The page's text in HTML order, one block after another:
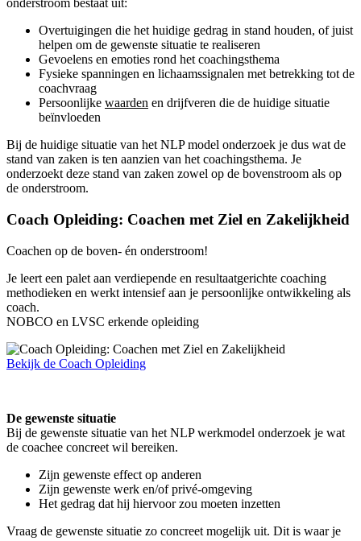
onderstroom bestaat uit:
Overtuigingen die het huidige gedrag in stand houden, of juist
helpen om de gewenste situatie te realiseren
Gevoelens en emoties rond het coachingsthema
Fysieke spanningen en lichaamssignalen met betrekking tot de
coachvraag
Persoonlijke waarden en drijfveren die de huidige situatie
beïnvloeden
Bij de huidige situatie van het NLP model onderzoek je dus wat de
stand van zaken is ten aanzien van het coachingsthema. Je
onderzoekt deze stand van zaken zowel op de bovenstroom als op
de onderstroom.
Coach Opleiding: Coachen met Ziel en Zakelijkheid
Coachen op de boven- én onderstroom!
Je leert een palet aan verdiepende en resultaatgerichte coaching
methodieken en werkt intensief aan je persoonlijke ontwikkeling als
coach.
NOBCO en LVSC erkende opleiding
Bekijk de Coach Opleiding
De gewenste situatie
Bij de gewenste situatie van het NLP werkmodel onderzoek je wat
de coachee concreet wil bereiken.
Zijn gewenste effect op anderen
Zijn gewenste werk en/of privé-omgeving
Het gedrag dat hij hiervoor zou moeten inzetten
Vraag de gewenste situatie zo concreet mogelijk uit. Dit is waar je